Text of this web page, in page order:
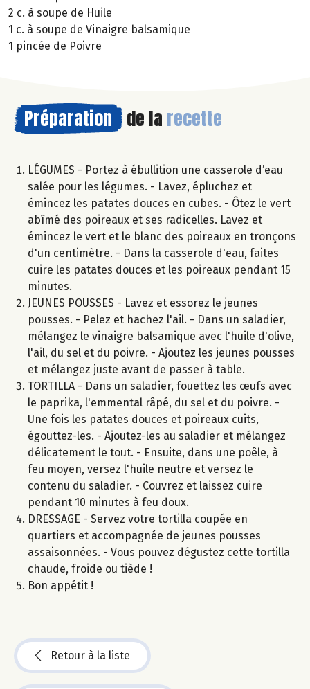
2 c. à soupe de Huile
1 c. à soupe de Vinaigre balsamique
1 pincée de Poivre
Préparation de la recette
LÉGUMES - Portez à ébullition une casserole d’eau
salée pour les légumes. - Lavez, épluchez et
émincez les patates douces en cubes. - Ôtez le vert
abîmé des poireaux et ses radicelles. Lavez et
émincez le vert et le blanc des poireaux en tronçons
d'un centimètre. - Dans la casserole d'eau, faites
cuire les patates douces et les poireaux pendant 15
minutes.
JEUNES POUSSES - Lavez et essorez le jeunes
pousses. - Pelez et hachez l'ail. - Dans un saladier,
mélangez le vinaigre balsamique avec l'huile d'olive,
l'ail, du sel et du poivre. - Ajoutez les jeunes pousses
et mélangez juste avant de passer à table.
TORTILLA - Dans un saladier, fouettez les œufs avec
le paprika, l'emmental râpé, du sel et du poivre. -
Une fois les patates douces et poireaux cuits,
égouttez-les. - Ajoutez-les au saladier et mélangez
délicatement le tout. - Ensuite, dans une poêle, à
feu moyen, versez l'huile neutre et versez le
contenu du saladier. - Couvrez et laissez cuire
pendant 10 minutes à feu doux.
DRESSAGE - Servez votre tortilla coupée en
quartiers et accompagnée de jeunes pousses
assaisonnées. - Vous pouvez dégustez cette tortilla
chaude, froide ou tiède !
Bon appétit !
Retour à la liste